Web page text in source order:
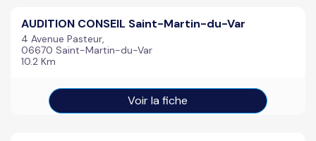
AUDITION CONSEIL Saint-Martin-du-Var
4 Avenue Pasteur,
06670 Saint-Martin-du-Var
10.2 Km
Voir la fiche